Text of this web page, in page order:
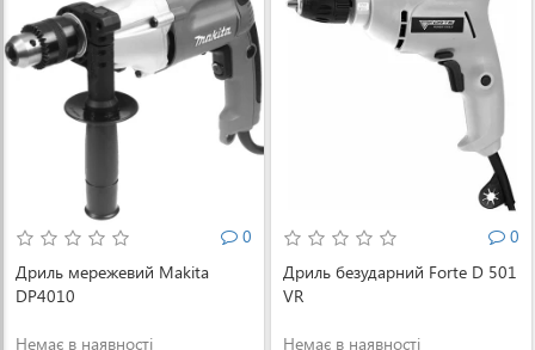
0
Дриль мережевий Makita
DP4010
Немає в наявності
0
Дриль безударний Forte D 501
VR
Немає в наявності